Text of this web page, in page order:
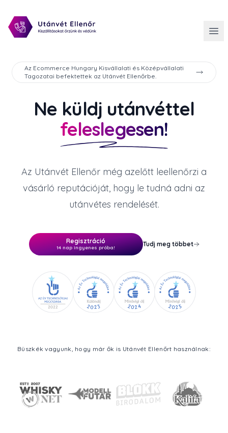
Az Ecommerce Hungary Kisvállalati és Középvállalati
Tagozatai befektettek az Utánvét Ellenőrbe.
Ne küldj utánvéttel
feleslegesen!
Az Utánvét Ellenőr még azelőtt leellenőrzi a
vásárló reputációját, hogy le tudná adni az
utánvétes rendelését.
Regisztráció
14 nap ingyenes próba! Tudj meg többet
Büszkék vagyunk, hogy már ők is Utánvét Ellenőrt használnak: